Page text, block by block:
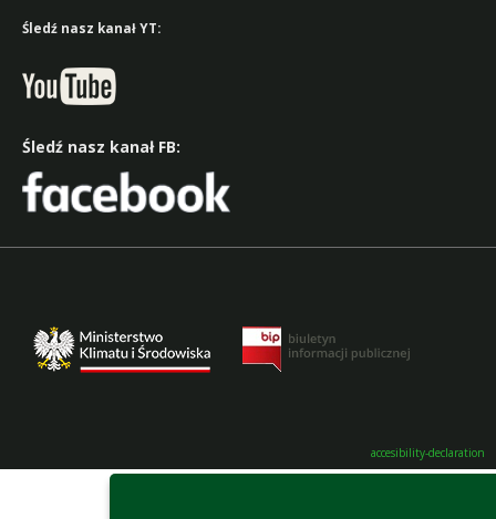
Śledź nasz kanał YT:
Śledź nasz kanał FB:
accesibility-declaration